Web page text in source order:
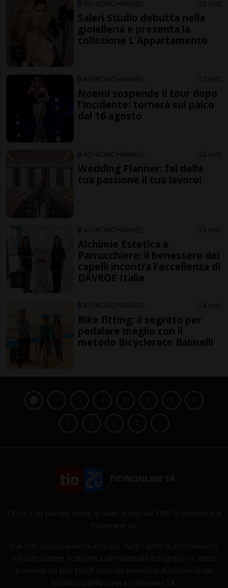
FASHIONCHANNEL 2 sett
Saleri Studio debutta nella
gioielleria e presenta la
collezione L'Appartamento
FASHIONCHANNEL 2 sett
Noemi sospende il tour dopo
l'incidente: tornerà sul palco
dal 16 agosto
FASHIONCHANNEL 2 sett
Wedding Planner: fai della
tua passione il tuo lavoro!
FASHIONCHANNEL 3 sett
Alchimie Estetica e
Parrucchiere: il benessere dei
capelli incontra l'eccellenza di
DAVROE Italia
FASHIONCHANNEL 4 sett
Bike fitting: il segreto per
pedalare meglio con il
metodo Bicyclerace Balmelli